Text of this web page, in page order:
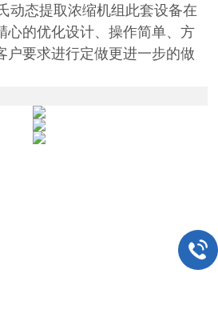
动态提取浓缩机组此套设备在
心的优化设计、操作简单、方
户要求进行定做更进一步的做